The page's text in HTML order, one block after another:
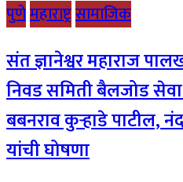
पुणेमहाराष्ट्रसामाजिक
संत ज्ञानेश्वर महाराज
निवड समिती बैलजोड
बबनराव कुऱ्हाडे पाटील,
यांची घोषणा